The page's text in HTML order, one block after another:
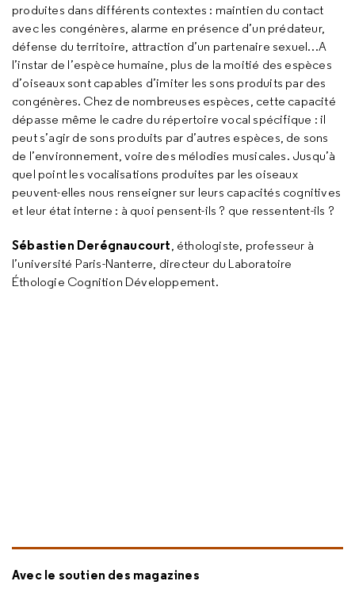
produites dans différents contextes : maintien du contact
avec les congénères, alarme en présence d’un prédateur,
défense du territoire, attraction d’un partenaire sexuel…A
l’instar de l’espèce humaine, plus de la moitié des espèces
d’oiseaux sont capables d’imiter les sons produits par des
congénères. Chez de nombreuses espèces, cette capacité
dépasse même le cadre du répertoire vocal spécifique : il
peut s’agir de sons produits par d’autres espèces, de sons
de l’environnement, voire des mélodies musicales. Jusqu’à
quel point les vocalisations produites par les oiseaux
peuvent-elles nous renseigner sur leurs capacités cognitives
et leur état interne : à quoi pensent-ils ? que ressentent-ils ?
Sébastien Derégnaucourt, éthologiste, professeur à
l’université Paris-Nanterre, directeur du Laboratoire
Éthologie Cognition Développement.
Avec le soutien des magazines